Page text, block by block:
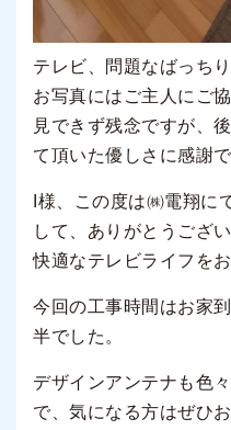
テレビ、問題なばっち
お写真にはご主人にご
見できず残念ですが、
て頂いた優しさに感謝
I様、この度は㈱電翔に
して、ありがとうござい
快適なテレビライフを
今回の工事時間はお家
半でした。
デザインアンテナも色
で、気になる方はぜひ